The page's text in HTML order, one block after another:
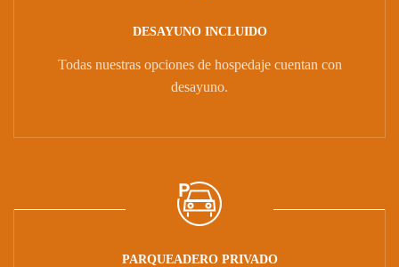
DESAYUNO INCLUIDO
Todas nuestras opciones de hospedaje cuentan con
desayuno.
PARQUEADERO PRIVADO